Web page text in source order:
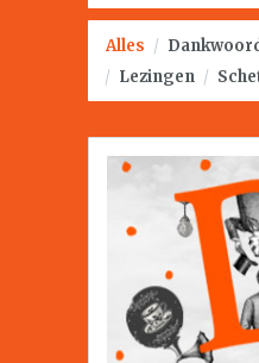
Alles /
/ Lezingen /